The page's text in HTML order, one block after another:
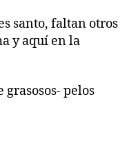
santo, faltan otros
y aquí en la
pelos